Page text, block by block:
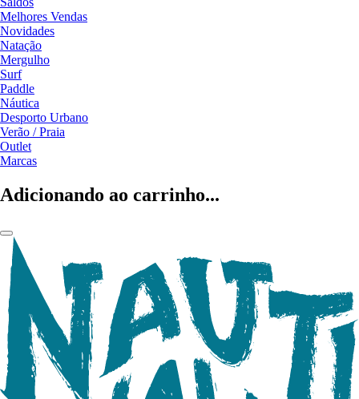
Melhores Vendas
Novidades
Natação
Mergulho
Surf
Paddle
Náutica
Desporto Urbano
Verão / Praia
Outlet
Marcas
Adicionando ao carrinho...